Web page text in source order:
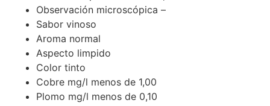
Observación microscópica –
Sabor vinoso
Aroma normal
Aspecto limpido
Color tinto
Cobre mg/l menos de 1,00
Plomo mg/l menos de 0,10